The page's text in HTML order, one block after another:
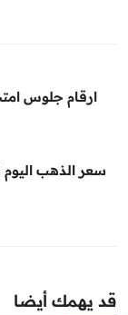
قد يهمك أيضا